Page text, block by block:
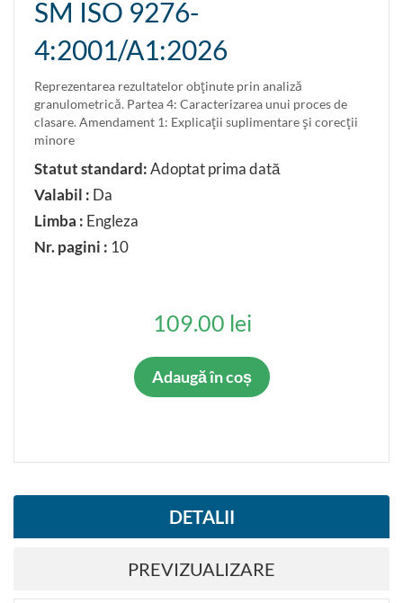
Anulat parţial
Confirmat
Inlocuit parţial
Restabilit
LIMBA ORIGINALĂ
Româna
Rusa
Engleza
Franceza
SM ISO 9276-
4:2001/A1:2026
Reprezentarea rezultatelor obţinute prin analiză
granulometrică. Partea 4: Caracterizarea unui proces de
clasare. Amendament 1: Explicaţii suplimentare şi corecţii
minore
Statut standard:Adoptat prima dată
Valabil : Da
Limba : Engleza
Nr. pagini : 10
109.00 lei
Adaugă în coș
DETALII
PREVIZUALIZARE